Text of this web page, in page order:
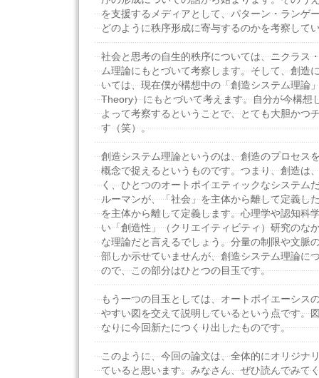
を支援するメディアとして、パターン・ランゲ
どのように秩序形成に寄与するのかを考察して
社会と思考の自生的秩序については、ニクラス
ム理論にもとづいて考察します。そして、創造
いては、現在僕が構想中の「創造システム理論
Theory）にもとづいて考えます。自分が今構想
よって考察するということで、とても大胆かつ
す（笑）。
創造システム理論というのは、創造のプロセス
概念で捉えるというものです。つまり、創造は
く、ひとつのオートポイエティックなシステム
ルーマンが、「社会」を主体から離して定義し
を主体から離して定義します。心理学や認知科
い「創造性」（クリエイティビティ）研究のな
な理論だと言えるでしょう。分量の制限や文脈
部しか示せていませんが、創造システム理論に
ので、この部分はひとつの目玉です。
もう一つの目玉としては、オートポイエーシス
やすい図を交えて説明しているという点です。
なりに今回新たにつくり出したものです。
このように、今回の論文は、全体的にオリジナ
ていると思います。みなさん、ぜひ読んでみて